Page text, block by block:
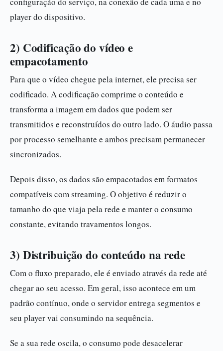
player do dispositivo.
2) Codificação do vídeo e
empacotamento
Para que o vídeo chegue pela internet, ele precisa ser
codificado. A codificação comprime o conteúdo e
transforma a imagem em dados que podem ser
transmitidos e reconstruídos do outro lado. O áudio passa
por processo semelhante e ambos precisam permanecer
sincronizados.
Depois disso, os dados são empacotados em formatos
compatíveis com streaming. O objetivo é reduzir o
tamanho do que viaja pela rede e manter o consumo
constante, evitando travamentos longos.
3) Distribuição do conteúdo na rede
Com o fluxo preparado, ele é enviado através da rede até
chegar ao seu acesso. Em geral, isso acontece em um
padrão contínuo, onde o servidor entrega segmentos e
seu player vai consumindo na sequência.
Se a sua rede oscila, o consumo pode desacelerar